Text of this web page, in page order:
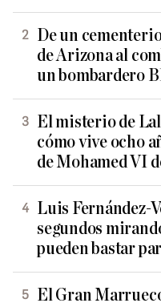
De un
de Arizona al
un bombardero
El misterio de
cómo vive ocho
de Mohamed VI
Luis Fernández-
segundos
pueden bastar
El Gran